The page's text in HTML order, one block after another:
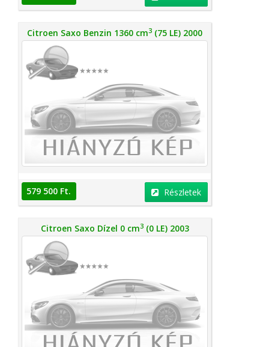
Citroen Saxo Benzin 1360 cm3 (75 LE) 2000
579 500 Ft. Részletek
Citroen Saxo Dízel 0 cm3(0 LE) 2003